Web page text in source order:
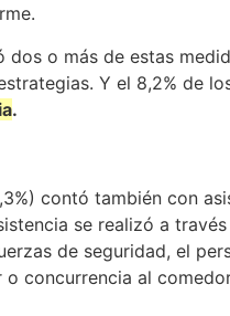
o más de estas
Y el 8,2% de
.
contó también con
se realizó a
de seguridad, el
concurrencia al